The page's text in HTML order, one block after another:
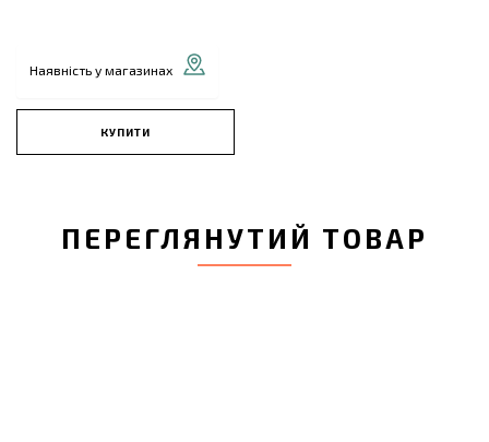
Наявність у магазинах
КУПИТИ
ПЕРЕГЛЯНУТИЙ ТОВАР